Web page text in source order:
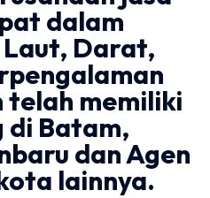
dalam
Darat,
telah memiliki
di Batam,
dan Agen
lainnya.